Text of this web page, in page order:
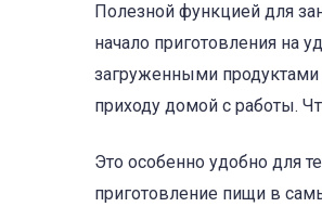
Полезной функцией для
начало приготовления на
загруженными продуктами
приходу домой с работы.
Это особенно удобно для
приготовление пищи в